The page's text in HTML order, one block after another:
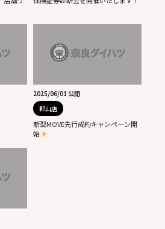
2025/06/01 公開
郡山店
新型MOVE先行成約キャンペーン開
始